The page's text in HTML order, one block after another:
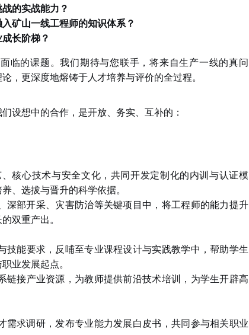
的实战能力？
矿山一线工程师的知识体系？
长阶梯？
临的课题。我们期待与您联手，将来自生产一线的真问
，更深度地熔铸于人才培养与评价的全过程。
们设想中的合作，是开放、务实、互补的：
、核心技术与安全文化，共同开发定制化的内训与认证模
、选拔与晋升的科学依据。
深部开采、灾害防治等关键项目中，将工程师的能力提升
双重产出。
技能要求，反哺至专业课程设计与实践教学中，帮助学生
业发展起点。
链接产业资源，为教师提供前沿技术培训，为学生开辟高
需求调研，发布专业能力发展白皮书，共同参与相关职业